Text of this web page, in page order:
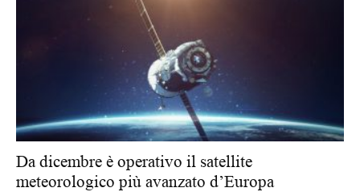
Da dicembre è operativo il satellite
meteorologico più avanzato d’Europa